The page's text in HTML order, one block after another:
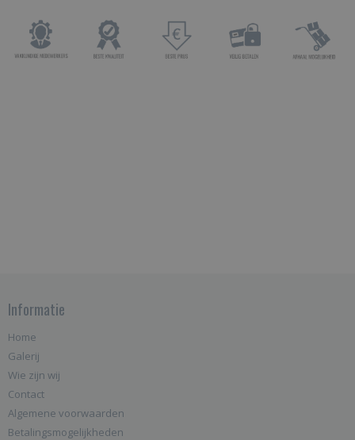
Informatie
Home
Galerij
Wie zijn wij
Contact
Algemene voorwaarden
Betalingsmogelijkheden